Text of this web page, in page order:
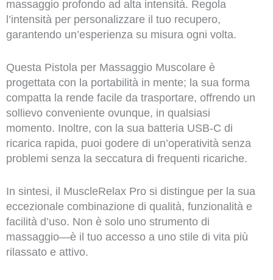
massaggio profondo ad alta intensità. Regola
l’intensità per personalizzare il tuo recupero,
garantendo un’esperienza su misura ogni volta.
Questa Pistola per Massaggio Muscolare è
progettata con la portabilità in mente; la sua forma
compatta la rende facile da trasportare, offrendo un
sollievo conveniente ovunque, in qualsiasi
momento. Inoltre, con la sua batteria USB-C di
ricarica rapida, puoi godere di un’operatività senza
problemi senza la seccatura di frequenti ricariche.
In sintesi, il MuscleRelax Pro si distingue per la sua
eccezionale combinazione di qualità, funzionalità e
facilità d’uso. Non è solo uno strumento di
massaggio—è il tuo accesso a uno stile di vita più
rilassato e attivo.